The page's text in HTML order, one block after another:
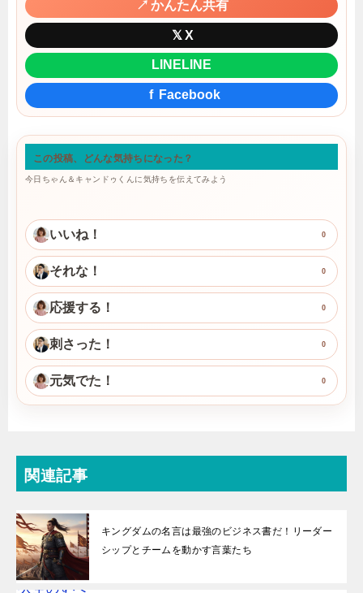
↗ かんたん共有
𝕏 X
LINE LINE
f Facebook
この投稿、どんな気持ちになった？
今日ちゃん＆キャンドゥくんに気持ちを伝えてみよう
いいね！ 0
それな！ 0
応援する！ 0
刺さった！ 0
元気でた！ 0
関連記事
キングダムの名言は最強のビジネス書だ！リーダー
シップとチームを動かす言葉たち